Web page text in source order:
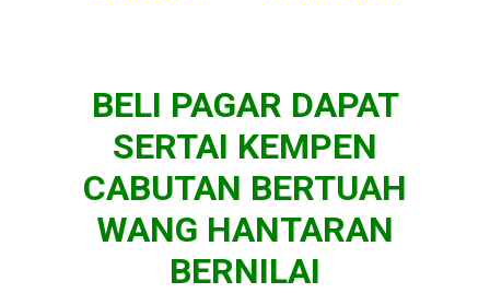
BELI PAGAR DAPAT
SERTAI KEMPEN
CABUTAN BERTUAH
WANG HANTARAN
BERNILAI